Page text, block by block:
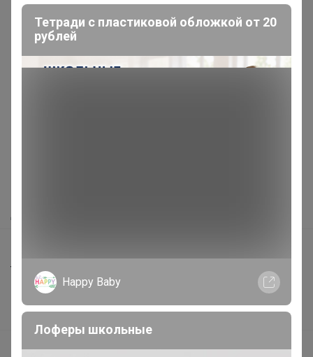
Доставка
Торговые марки
Наша команда
В наличии
Подарочные сертификаты
Тетради с пластиковой обложкой от 20
рублей
Happy Baby
Лоферы школьные